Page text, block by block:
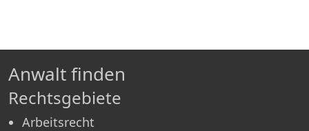
Anwalt finden
Rechtsgebiete
Arbeitsrecht